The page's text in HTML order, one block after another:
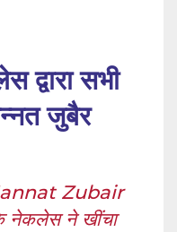
द्वारा सभी
जुबैर
Zubair
नेकलेस ने खींचा